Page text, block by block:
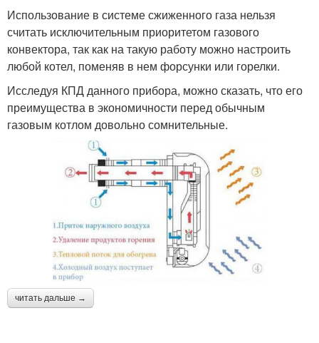
Использование в системе сжиженного газа нельзя
считать исключительным приоритетом газового
конвектора, так как на такую работу можно настроить
любой котел, поменяв в нем форсунки или горелки.
Исследуя КПД данного прибора, можно сказать, что его
преимущества в экономичности перед обычным
газовым котлом довольно сомнительные.
читать дальше →